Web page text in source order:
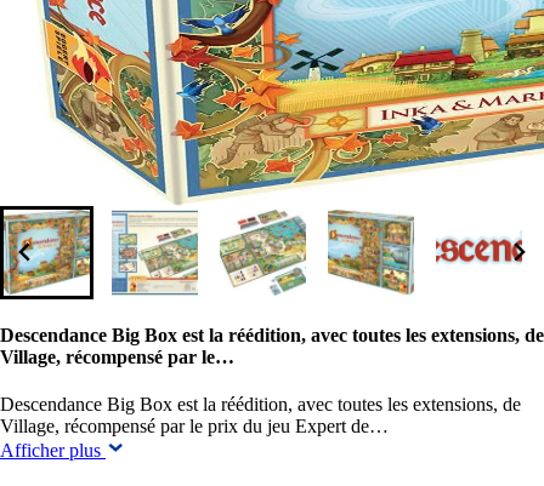
Descendance Big Box est la réédition, avec toutes les extensions, de
Village, récompensé par le…
Descendance Big Box est la réédition, avec toutes les extensions, de
Village, récompensé par le prix du jeu Expert de…
Afficher plus